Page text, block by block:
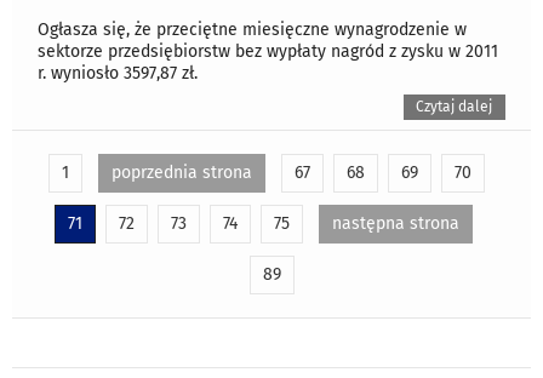
Ogłasza się, że przeciętne miesięczne wynagrodzenie w
sektorze przedsiębiorstw bez wypłaty nagród z zysku w 2011
r. wyniosło 3597,87 zł.
Czytaj dalej
1 poprzednia strona 67 68 69 70
71 72 73 74 75 następna strona
89